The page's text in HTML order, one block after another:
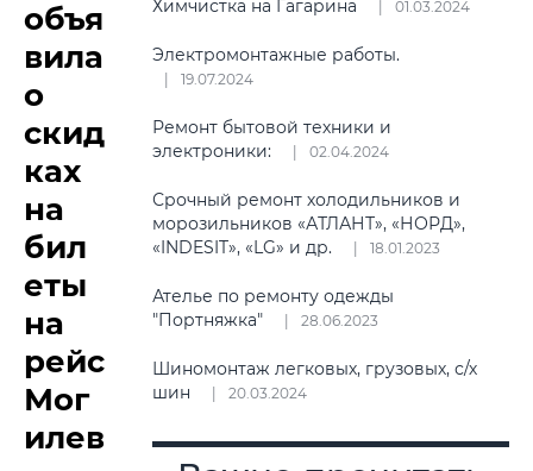
объя
вила
о
скид
ках
на
бил
еты
на
рейс
Мог
илев
Химчистка на Гагарина 01.03.2024
Электромонтажные работы.
19.07.2024
Ремонт бытовой техники и
электроники:
02.04.2024
Срочный ремонт холодильников и
морозильников «АТЛАНТ», «НОРД»,
«INDESIT», «LG» и др.
18.01.2023
Ателье по ремонту одежды
"Портняжка"
28.06.2023
Шиномонтаж легковых, грузовых, с/х
шин
20.03.2024